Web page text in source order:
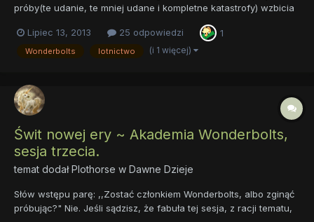
próby(te udanie, te mniej udane i kompletne katastrofy) wzbicia
Będzie również przezntowana historia samolotów i lotów od
czasów starożytno- mitologicznych do czasów jak najbardziej...
Lipiec 13, 2013 25 odpowiedzi 1
Wonderbolts lotnictwo (i 1 więcej)
Świt nowej ery ~ Akademia Wonderbolts,
sesja trzecia.
temat dodałPlothorse w Dawne Dzieje
Słów wstępu parę: ,,Zostać członkiem Wonderbolts, albo zginąć
próbując?" Nie. Jeśli sądzisz, że fabuła tej sesja, z racji tematu,